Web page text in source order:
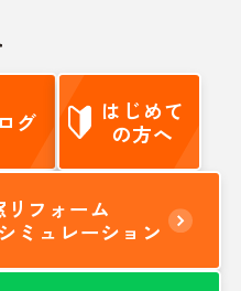
グ
はじめて
の方へ
リフォーム
ミュレーション